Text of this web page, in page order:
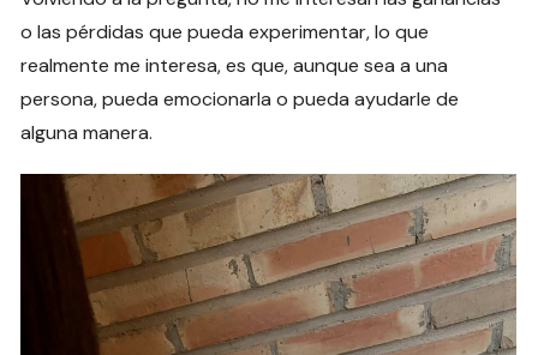
o las pérdidas que pueda experimentar, lo que
realmente me interesa, es que, aunque sea a una
persona, pueda emocionarla o pueda ayudarle de
alguna manera.